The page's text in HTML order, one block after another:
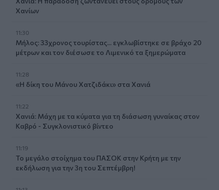
Χανίων
11:30
Μήλος: 33χρονος τουρίστας... εγκλωβίστηκε σε βράχο 20
μέτρων και τον διέσωσε το Λιμενικό τα ξημερώματα
11:28
«Η δίκη του Μάνου Χατζιδάκι» στα Χανιά
11:22
Χανιά: Μάχη με τα κύματα για τη διάσωση γυναίκας στον
Καβρό - Συγκλονιστικό βίντεο
11:19
Το μεγάλο στοίχημα του ΠΑΣΟΚ στην Κρήτη με την
εκδήλωση για την 3η του Σεπτέμβρη!